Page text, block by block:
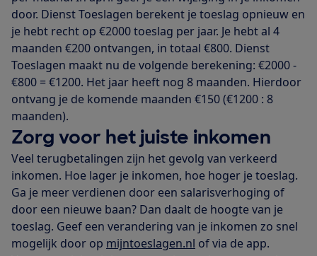
door. Dienst Toeslagen berekent je toeslag opnieuw en
je hebt recht op €2000 toeslag per jaar. Je hebt al 4
maanden €200 ontvangen, in totaal €800. Dienst
Toeslagen maakt nu de volgende berekening: €2000 -
€800 = €1200. Het jaar heeft nog 8 maanden. Hierdoor
ontvang je de komende maanden €150 (€1200 : 8
maanden).
Zorg voor het juiste inkomen
Veel terugbetalingen zijn het gevolg van verkeerd
inkomen. Hoe lager je inkomen, hoe hoger je toeslag.
Ga je meer verdienen door een salarisverhoging of
door een nieuwe baan? Dan daalt de hoogte van je
toeslag. Geef een verandering van je inkomen zo snel
mogelijk door op mijntoeslagen.nl of via de app.